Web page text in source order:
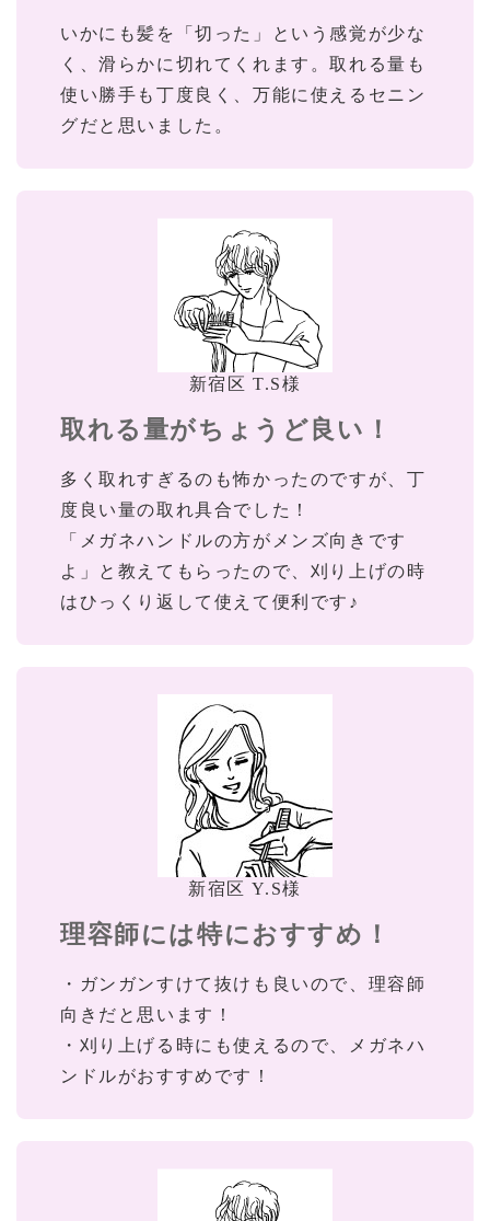
いかにも髪を「切った」という感覚が少な
く、滑らかに切れてくれます。取れる量も
使い勝手も丁度良く、万能に使えるセニン
グだと思いました。
新宿区 T.S様
取れる量がちょうど良い！
多く取れすぎるのも怖かったのですが、丁
度良い量の取れ具合でした！
「メガネハンドルの方がメンズ向きです
よ」と教えてもらったので、刈り上げの時
はひっくり返して使えて便利です♪
新宿区 Y.S様
理容師には特におすすめ！
・ガンガンすけて抜けも良いので、理容師
向きだと思います！
・刈り上げる時にも使えるので、メガネハ
ンドルがおすすめです！